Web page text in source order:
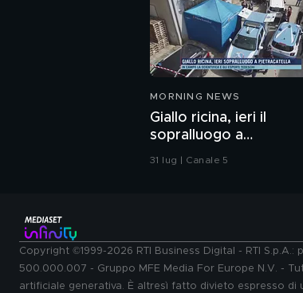
MORNING NEWS
Giallo ricina, ieri il
sopralluogo a
Piertacatella
31 lug | Canale 5
Copyright ©1999-2026 RTI Business Digital - RTI
500.000.007 - Gruppo MFE Media For Europe N.V. -
artificiale generativa. È altresì fatto divieto espresso di